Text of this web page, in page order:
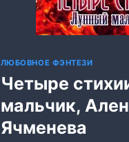
ЛЮБОВНОЕ ФЭНТЕЗИ
Четыре
мальчик,
Ячменева